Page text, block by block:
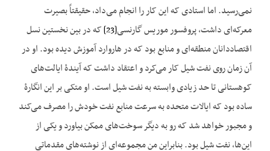
نمی‌رسید. اما استادی که این کار را انجام می‌داد، حقیقتاً بصیرت
معرکه‌ای داشت، پروفسور موریس گارنسی[23]
که در بین نخستین نسل
اقتصاددانان منطقه‌ای و منابع بود که در هاروارد آموزش دیده بود. او در
آن زمان روی نفت شیل کار می‌کرد و اعتقاد داشت که آیندهٔ ایالت‌های
کوهستانی تا حد زیادی وابسته به نفت شیل است. او متکی بر این انگارهٔ
ساده بود که ایالات متحده به سرعت منابع نفت خودش را مصرف می‌کند
و مجبور خواهد شد که رو به دیگر سوخت‌های ممکن بیاورد و یکی از
این‌ها، نفت شیل بود. بنابراین من مجموعه‌ای از نوشته‌های مقدماتی